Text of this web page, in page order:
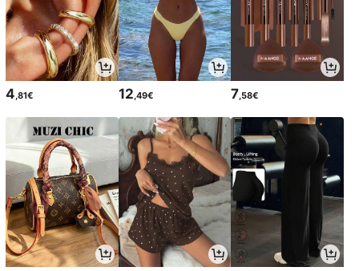
4,81€ 12,49€ 7,58€